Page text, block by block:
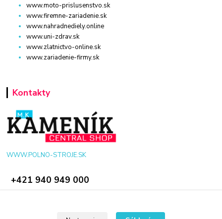
www.moto-prislusenstvo.sk
www.firemne-zariadenie.sk
www.nahradnediely.online
www.uni-zdrav.sk
www.zlatnictvo-online.sk
www.zariadenie-firmy.sk
Kontakty
WWW.POLNO-STROJE.SK
+421 940 949 000